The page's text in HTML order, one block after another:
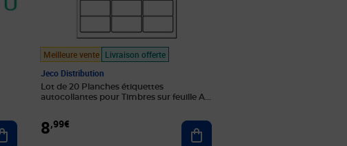
Ajouter au panier
Meilleure vente Livraison offerte
Jeco Distribution
Lot de 20 Planches étiquettes
autocollantes pour Timbres sur feuille A4
8,99€ Ajouter au panier